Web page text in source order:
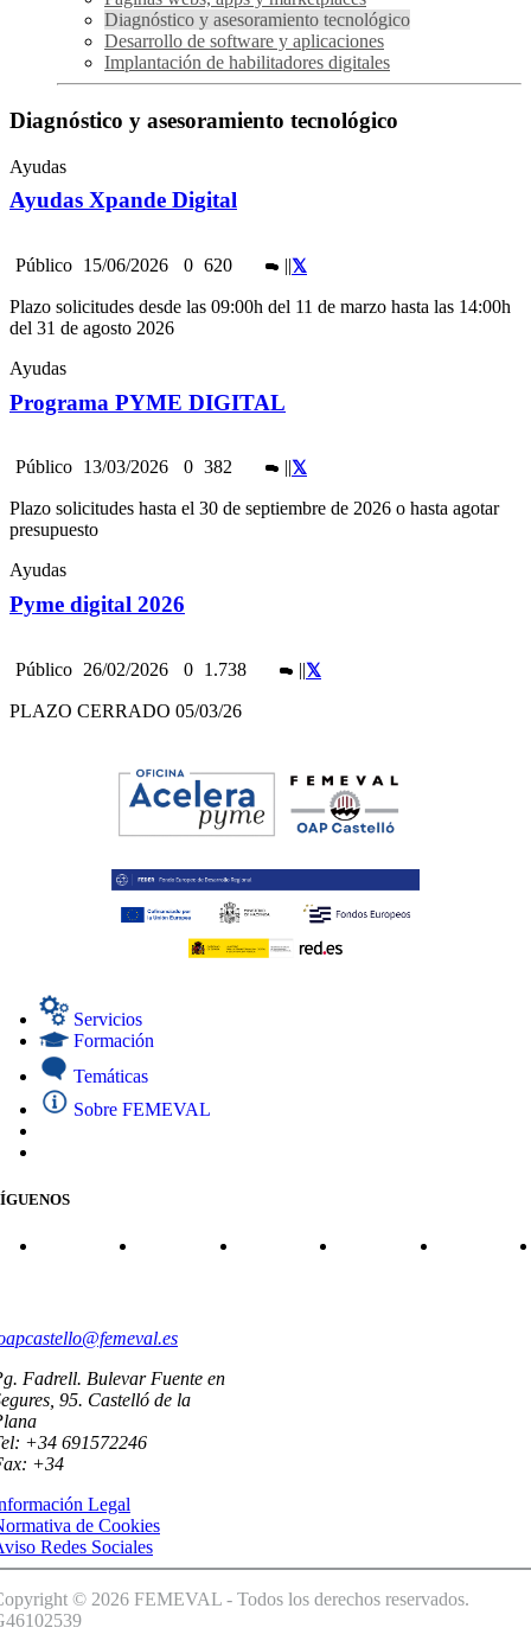
Diagnóstico y asesoramiento tecnológico
Desarrollo de software y aplicaciones
Implantación de habilitadores digitales
Diagnóstico y asesoramiento tecnológico
Ayudas
Ayudas Xpande Digital
Público 15/06/2026 0 620 ||
Plazo solicitudes desde las 09:00h del 11 de marzo hasta las 14:00h
del 31 de agosto 2026
Ayudas
Programa PYME DIGITAL
Público 13/03/2026 0 382 ||
Plazo solicitudes hasta el 30 de septiembre de 2026 o hasta agotar
presupuesto
Ayudas
Pyme digital 2026
Público 26/02/2026 0 1.738 ||
PLAZO CERRADO 05/03/26
Servicios
Formación
Temáticas
Sobre FEMEVAL
Fadrell. Bulevar Fuente en
95. Castelló de la
+34 691572246
+34
Legal
de Cookies
Redes Sociales
© 2026 FEMEVAL - Todos los derechos reservados.